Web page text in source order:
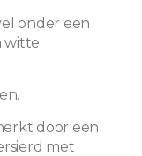
onder een
witte
door een
met